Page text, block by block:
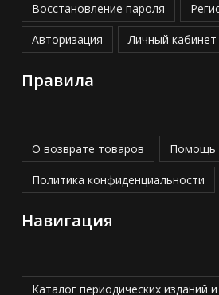
Восстановление пароля
Авторизация Личный кабинет
Правила
О возврате товаров Помощь
Политика конфиденциальности
Навигация
Каталог периодических изданий